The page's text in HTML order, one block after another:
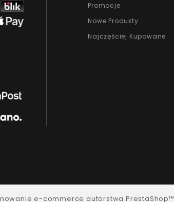
Promocje
Nowe Produkty
Najczęściej Kupowane
e-commerce autorstwa PrestaShop™